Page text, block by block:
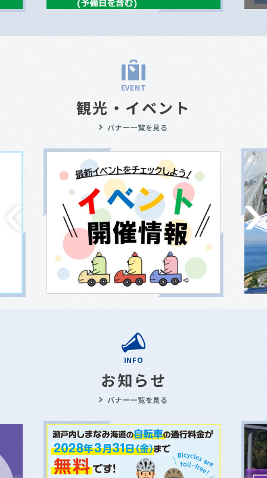
EVENT
観光・イベント
バナー一覧を見る
INFO
お知らせ
バナー一覧を見る